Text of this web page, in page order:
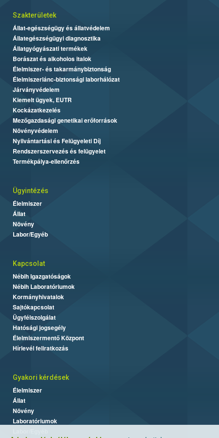
Szakterületek
Állat-egészségügy és állatvédelem
Állategészségügyi diagnosztika
Állatgyógyászati termékek
Borászat és alkoholos italok
Élelmiszer- és takarmánybiztonság
Élelmiszerlánc-biztonsági laborhálózat
Járványvédelem
Kiemelt ügyek, EUTR
Kockázatkezelés
Mezőgazdasági genetikai erőforrások
Növényvédelem
Nyilvántartási és Felügyeleti Díj
Rendszerszervezés és felügyelet
Termékpálya-ellenőrzés
Ügyintézés
Élelmiszer
Állat
Növény
Labor/Egyéb
Kapcsolat
Nébih Igazgatóságok
Nébih Laboratóriumok
Kormányhivatalok
Sajtókapcsolat
Ügyfélszolgálat
Hatósági jogsegély
Élelmiszermentő Központ
Hírlevél feliratkozás
Gyakori kérdések
Élelmiszer
Állat
Növény
Laboratóriumok